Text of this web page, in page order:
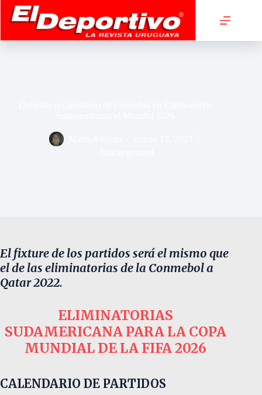
Saltar
contenido
El fixture de los partidos será el mismo que
el de las eliminatorias de la Conmebol a
Qatar 2022.
ELIMINATORIAS
SUDAMERICANA PARA LA COPA
MUNDIAL DE LA FIFA 2026
CALENDARIO DE PARTIDOS